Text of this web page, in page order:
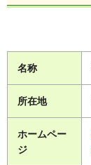
名称
所在地
ホームペー
ジ